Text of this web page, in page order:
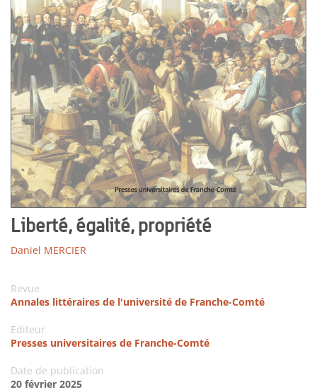
Liberté, égalité, propriété
Daniel MERCIER
Revue
Annales littéraires de l'université de Franche-Comté
Editeur
Presses universitaires de Franche-Comté
Date de publication
20 février 2025